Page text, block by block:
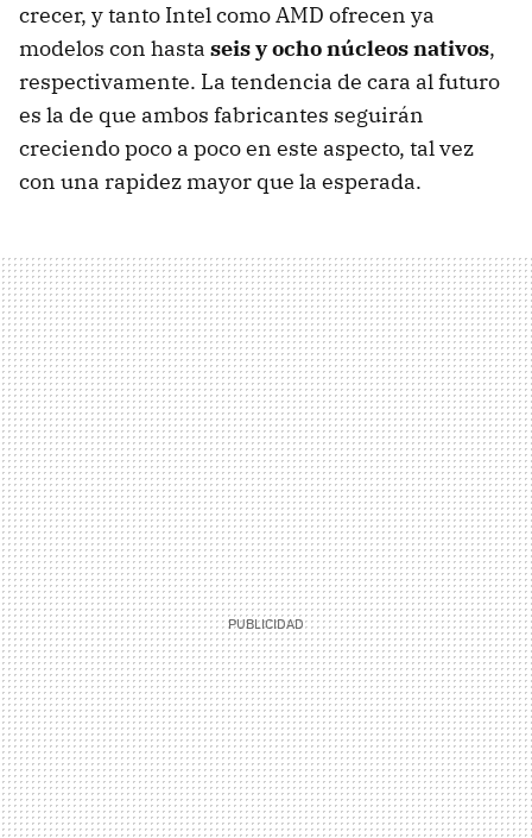
crecer, y tanto Intel comoAMD ofrecen ya
modelos con hasta seis y ocho núcleos nativos,
respectivamente. La tendencia de cara al futuro
es la de que ambos fabricantes seguirán
creciendo poco a poco en este aspecto, tal vez
con una rapidez mayor que la esperada.